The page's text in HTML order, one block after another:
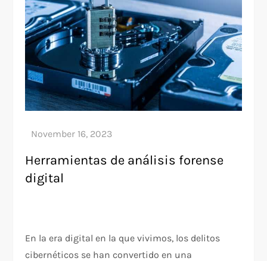
Herramientas de análisis forense
digital
En la era digital en la que vivimos, los delitos
cibernéticos se han convertido en una